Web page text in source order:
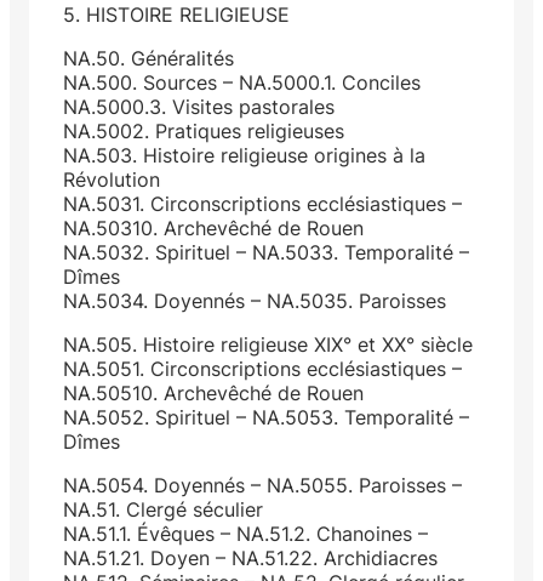
5. HISTOIRE RELIGIEUSE
NA.50. Généralités
NA.500. Sources – NA.5000.1. Conciles
NA.5000.3. Visites pastorales
NA.5002. Pratiques religieuses
NA.503. Histoire religieuse origines à la
Révolution
NA.5031. Circonscriptions ecclésiastiques –
NA.50310. Archevêché de Rouen
NA.5032. Spirituel – NA.5033. Temporalité –
Dîmes
NA.5034. Doyennés – NA.5035. Paroisses
NA.505. Histoire religieuse XIX° et XX° siècle
NA.5051. Circonscriptions ecclésiastiques –
NA.50510. Archevêché de Rouen
NA.5052. Spirituel – NA.5053. Temporalité –
Dîmes
NA.5054. Doyennés – NA.5055. Paroisses –
NA.51. Clergé séculier
NA.51.1. Évêques – NA.51.2. Chanoines –
NA.51.21. Doyen – NA.51.22. Archidiacres